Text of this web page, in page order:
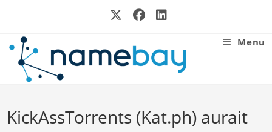
Menu
KickAssTorrents (Kat.ph) aurait